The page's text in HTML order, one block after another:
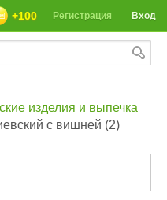
РЕЦЕПТА
Вход
Регистрация
+100
изделия и выпечка
с вишней (2)